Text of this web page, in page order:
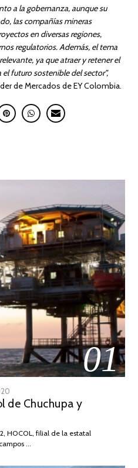
a la gobernanza, aunque su
las compañías mineras
en diversas regiones,
regulatorios. Además, el tema
ya que atraer y retener el
futuro sostenible del sector”,
de Mercados de EY Colombia.
01
DE
2026
de Chuchupa y
HOCOL, filial de la estatal
…